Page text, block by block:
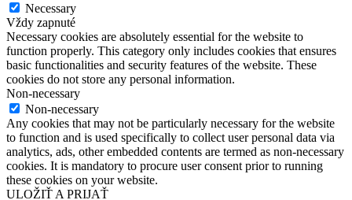
Necessary
Vždy zapnuté
Necessary cookies are absolutely essential for the website to
function properly. This category only includes cookies that ensures
basic functionalities and security features of the website. These
cookies do not store any personal information.
Non-necessary
Non-necessary
Any cookies that may not be particularly necessary for the website
to function and is used specifically to collect user personal data via
analytics, ads, other embedded contents are termed as non-necessary
cookies. It is mandatory to procure user consent prior to running
these cookies on your website.
ULOŽIŤ A PRIJAŤ